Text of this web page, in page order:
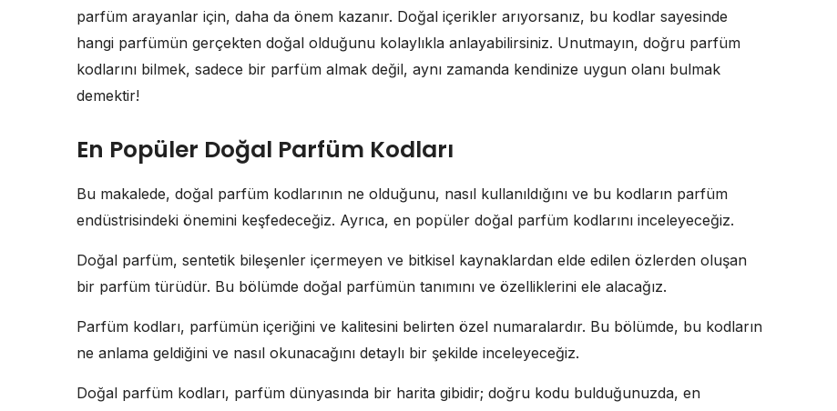
parfüm arayanlar için, daha da önem kazanır. Doğal içerikler arıyorsanız, bu kodlar sayesinde
hangi parfümün gerçekten doğal olduğunu kolaylıkla anlayabilirsiniz. Unutmayın, doğru parfüm
kodlarını bilmek, sadece bir parfüm almak değil, aynı zamanda kendinize uygun olanı bulmak
demektir!
En Popüler Doğal Parfüm Kodları
Bu makalede, doğal parfüm kodlarının ne olduğunu, nasıl kullanıldığını ve bu kodların parfüm
endüstrisindeki önemini keşfedeceğiz. Ayrıca, en popüler doğal parfüm kodlarını inceleyeceğiz.
Doğal parfüm, sentetik bileşenler içermeyen ve bitkisel kaynaklardan elde edilen özlerden oluşan
bir parfüm türüdür. Bu bölümde doğal parfümün tanımını ve özelliklerini ele alacağız.
Parfüm kodları, parfümün içeriğini ve kalitesini belirten özel numaralardır. Bu bölümde, bu kodların
ne anlama geldiğini ve nasıl okunacağını detaylı bir şekilde inceleyeceğiz.
Doğal parfüm kodları, parfüm dünyasında bir harita gibidir; doğru kodu bulduğunuzda, en